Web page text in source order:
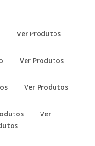
Ver Produtos
Ver Produtos
Ver Produtos
Ver